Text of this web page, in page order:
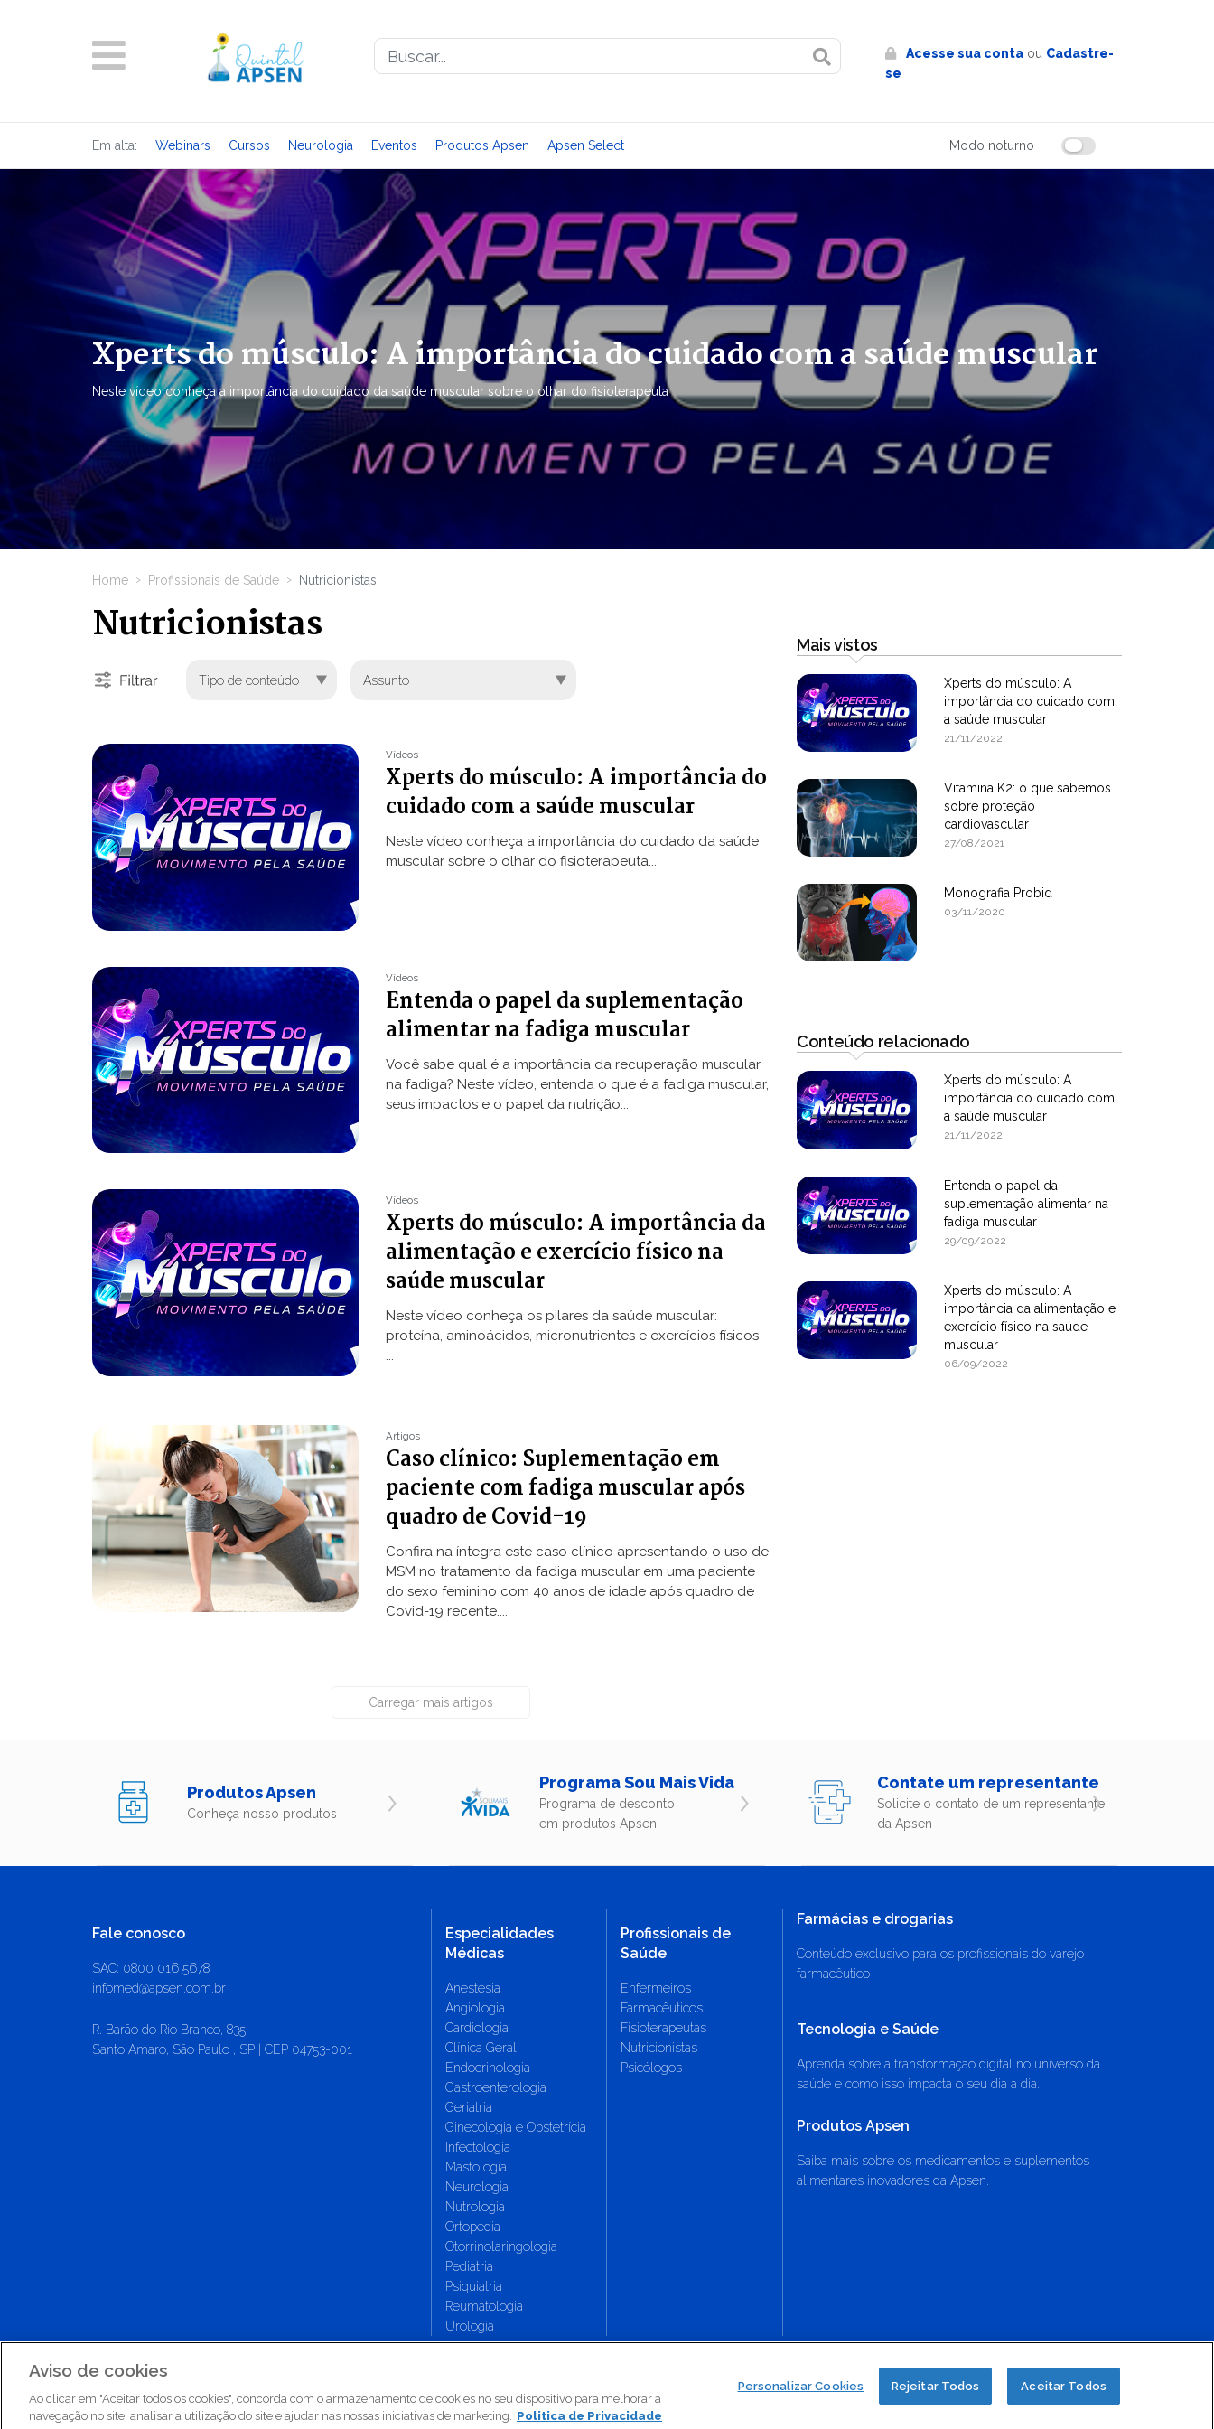
Acesse sua contaou Cadastre-
se
Em alta: Webinars Cursos Neurologia Eventos Produtos Apsen Apsen Select Modo noturno
Xperts do músculo: A importância do cuidado com a saúde muscular
Neste vídeo conheça a importância do cuidado da saúde muscular sobre o olhar do fisioterapeuta
Home Profissionais de Saúde Nutricionistas
Nutricionistas
Vídeos
Xperts do músculo: A importância do
cuidado com a saúde muscular
Neste vídeo conheça a importância do cuidado da saúde
muscular sobre o olhar do fisioterapeuta...
Vídeos
Entenda o papel da suplementação
alimentar na fadiga muscular
Você sabe qual é a importância da recuperação muscular
na fadiga? Neste vídeo, entenda o que é a fadiga muscular,
seus impactos e o papel da nutrição...
Vídeos
Xperts do músculo: A importância da
alimentação e exercício físico na
saúde muscular
Neste vídeo conheça os pilares da saúde muscular:
proteína, aminoácidos, micronutrientes e exercícios físicos
...
Artigos
Caso clínico: Suplementação em
paciente com fadiga muscular após
quadro de Covid-19
Confira na íntegra este caso clínico apresentando o uso de
MSM no tratamento da fadiga muscular em uma paciente
do sexo feminino com 40 anos de idade após quadro de
Covid-19 recente....
Carregar mais artigos
Mais vistos
Xperts do músculo: A
importância do cuidado com
a saúde muscular
21/11/2022
Vitamina K2: o que sabemos
sobre proteção
cardiovascular
27/08/2021
Monografia Probid
03/11/2020
Conteúdo relacionado
Xperts do músculo: A
importância do cuidado com
a saúde muscular
21/11/2022
Entenda o papel da
suplementação alimentar na
fadiga muscular
29/09/2022
Xperts do músculo: A
importância da alimentação e
exercício físico na saúde
muscular
06/09/2022
Produtos Apsen
Conheça nosso produtos
Programa Sou Mais Vida
Programa de desconto
em produtos Apsen
Contate um representante
Solicite o contato de um representante
da Apsen
Fale conosco
SAC: 0800 016 5678
infomed@apsen.com.br
R. Barão do Rio Branco, 835
Santo Amaro, São Paulo , SP | CEP 04753-001
Especialidades
Médicas
Anestesia
Angiologia
Cardiologia
Clínica Geral
Endocrinologia
Gastroenterologia
Geriatria
Ginecologia e Obstetrícia
Infectologia
Mastologia
Neurologia
Nutrologia
Ortopedia
Otorrinolaringologia
Pediatria
Psiquiatria
Reumatologia
Urologia
Profissionais de
Saúde
Enfermeiros
Farmacêuticos
Fisioterapeutas
Nutricionistas
Psicólogos
Farmácias e drogarias
Conteúdo exclusivo para os profissionais do varejo
farmacêutico
Tecnologia e Saúde
Aprenda sobre a transformação digital no universo da
saúde e como isso impacta o seu dia a dia.
Produtos Apsen
Saiba mais sobre os medicamentos e suplementos
alimentares inovadores da Apsen.
Todos os Direitos Reservados.
Código de Conduta Canal de Transparência
Aviso de cookies
Ao clicar em "Aceitar todos os cookies", concorda com o armazenamento de cookies no seu dispositivo para melhorar a
navegação no site, analisar a utilização do site e ajudar nas nossas iniciativas de marketing. Politica de Privacidade
Personalizar Cookies Rejeitar Todos Aceitar Todos